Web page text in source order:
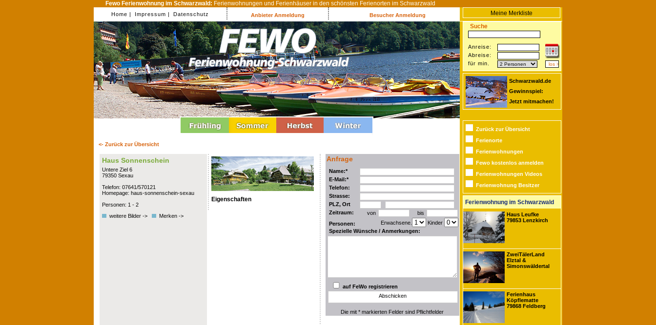
Fewo Ferienwohnung im Schwarzwald: Ferienwohnungen und Ferienhäuser in den schönsten Ferienorten im Schwarzwald
Home | Impressum | Datenschutz Anbieter Anmeldung Besucher Anmeldung
Meine Merkliste
Suche
Anreise:
Abreise:
für min.
Schwarzwald.de
Gewinnspiel:
Jetzt mitmachen!
<- Zurück zur Übersicht
Haus Sonnenschein
Untere Ziel 6
79350 Sexau
Telefon: 07641/570121
Homepage: haus-sonnenschein-sexau
Personen: 1 - 2
weitere Bilder ->
Merken ->
Eigenschaften
Anfrage
Name:*
E-Mail:*
Telefon:
Strasse:
PLZ, Ort
Zeitraum:
von
bis
Personen:
Erwachsene.
Kinder
Spezielle Wünsche / Anmerkungen:
auf FeWo registrieren
Abschicken
Die mit * markierten Felder sind Pflichtfelder
Zurück zur Übersicht
Ferienorte
Ferienwohnungen
Fewo kostenlos anmelden
Ferienwohnungen Videos
Ferienwohnung Besitzer
Ferienwohnung im Schwarzwald
Haus Leufke
79853 Lenzkirch
ZweiTälerLand
Elztal &
Simonswäldertal
Ferienhaus
Köpflematte
79868 Feldberg